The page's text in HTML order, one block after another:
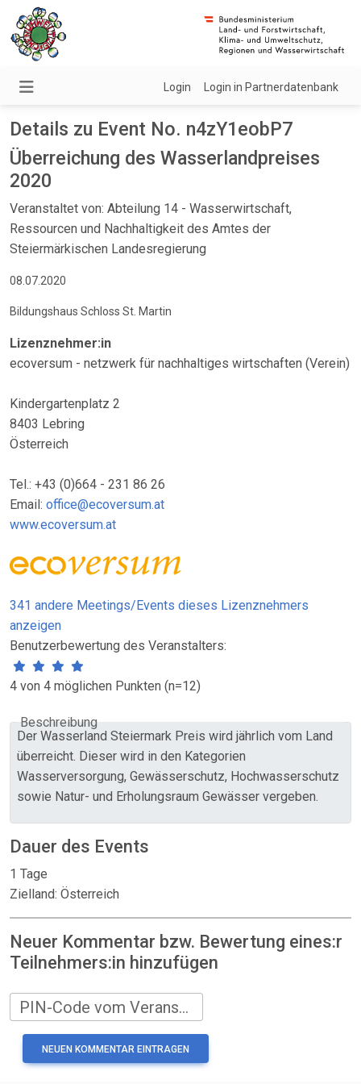
Login Login in Partnerdatenbank
Details zu Event No. n4zY1eobP7
Überreichung des Wasserlandpreises
2020
Veranstaltet von: Abteilung 14 - Wasserwirtschaft,
Ressourcen und Nachhaltigkeit des Amtes der
Steiermärkischen Landesregierung
08.07.2020
Bildungshaus Schloss St. Martin
Lizenznehmer:in
ecoversum - netzwerk für nachhaltiges wirtschaften (Verein)
Kindergartenplatz 2
8403 Lebring
Österreich
Tel.: +43 (0)664 - 231 86 26
Email: office@ecoversum.at
www.ecoversum.at
341 andere Meetings/Events dieses Lizenznehmers
anzeigen
Benutzerbewertung des Veranstalters:
4 von 4 möglichen Punkten (n=12)
Beschreibung
Der Wasserland Steiermark Preis wird jährlich vom Land
überreicht. Dieser wird in den Kategorien
Wasserversorgung, Gewässerschutz, Hochwasserschutz
sowie Natur- und Erholungsraum Gewässer vergeben.
Dauer des Events
1 Tage
Zielland: Österreich
Neuer Kommentar bzw. Bewertung eines:r
Teilnehmers:in hinzufügen
PIN-Code vom Veranstalter